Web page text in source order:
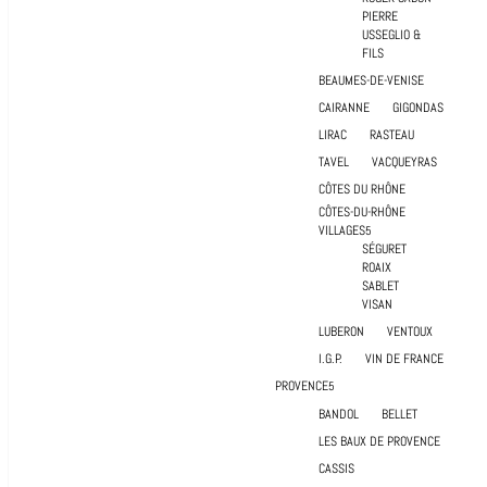
PIERRE
USSEGLIO &
FILS
BEAUMES-DE-VENISE
CAIRANNE
GIGONDAS
LIRAC
RASTEAU
TAVEL
VACQUEYRAS
CÔTES DU RHÔNE
CÔTES-DU-RHÔNE
VILLAGES
SÉGURET
ROAIX
SABLET
VISAN
LUBERON
VENTOUX
I.G.P.
VIN DE FRANCE
PROVENCE
BANDOL
BELLET
LES BAUX DE PROVENCE
CASSIS